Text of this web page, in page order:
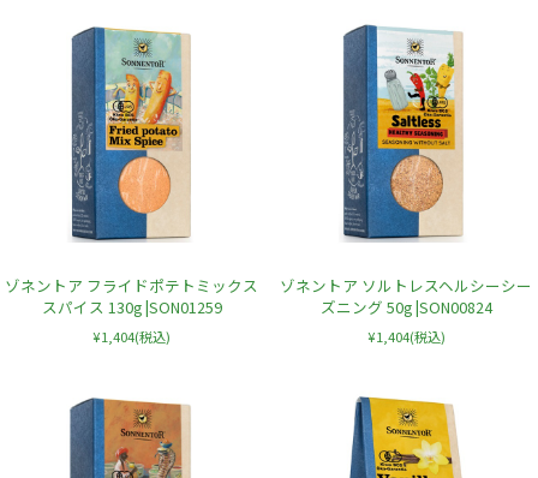
ゾネントア フライドポテトミックス
スパイス 130g |SON01259
¥1,404(税込)
ゾネントア ソルトレスヘルシーシー
ズニング 50g |SON00824
¥1,404(税込)